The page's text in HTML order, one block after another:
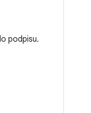
podpisu.